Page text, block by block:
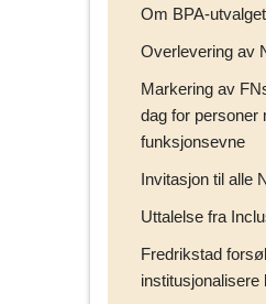
Om BPA-utvalget
Overlevering av
Markering av
dag for personer
funksjonsevne
Invitasjon til alle
Uttalelse fra
Fredrikstad
institusjonalisere